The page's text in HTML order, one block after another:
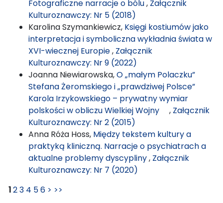
Fotograficzne narracje o bólu, Załącznik
Kulturoznawczy: Nr 5 (2018)
Karolina Szymankiewicz, Księgi kostiumów jako
interpretacja i symboliczna wykładnia świata w
XVI-wiecznej Europie, Załącznik
Kulturoznawczy: Nr 9 (2022)
Joanna Niewiarowska,O „małym Polaczku”
Stefana Żeromskiego i „prawdziwej Polsce”
Karola Irzykowskiego – prywatny wymiar
polskości w obliczu Wielkiej Wojny , Załącznik
Kulturoznawczy: Nr 2 (2015)
Anna Róża Hoss, Między tekstem kultury a
praktyką kliniczną. Narracje o psychiatrach a
aktualne problemy dyscypliny, Załącznik
Kulturoznawczy: Nr 7 (2020)
123 4 56 > >>